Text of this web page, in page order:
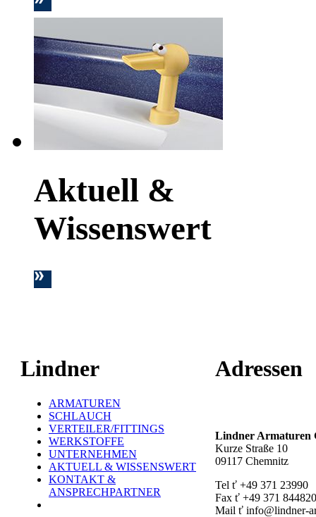
Aktuell &
Wissenswert
Lindner
ARMATUREN
SCHLAUCH
VERTEILER/FITTINGS
WERKSTOFFE
UNTERNEHMEN
AKTUELL & WISSENSWERT
KONTAKT &
ANSPRECHPARTNER
Adressen
Lindner Armaturen
Kurze Straße 10
09117 Chemnitz
Tel ť +49 371 23990
Fax ť +49 371
Mail ť info@lindner-